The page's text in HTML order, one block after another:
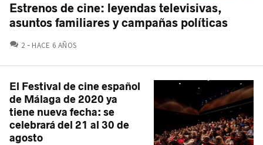
Estrenos de cine: leyendas televisivas,
asuntos familiares y campañas políticas
2 COMENTARIOS
HACE 6 AÑOS
El Festival de cine español
de Málaga de 2020 ya
tiene nueva fecha: se
celebrará del 21 al 30 de
agosto